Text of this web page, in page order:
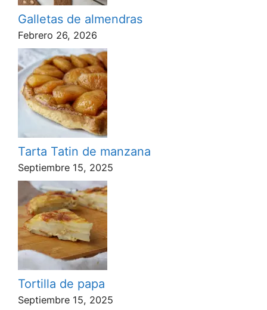
Galletas de almendras
Febrero 26, 2026
Tarta Tatin de manzana
Septiembre 15, 2025
Tortilla de papa
Septiembre 15, 2025